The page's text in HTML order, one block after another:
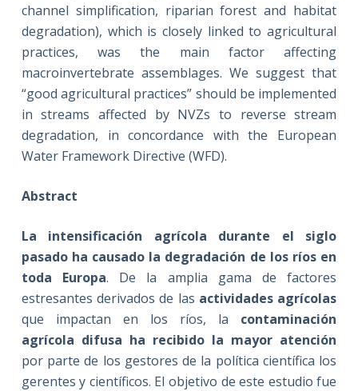
channel simplification, riparian forest and habitat
degradation), which is closely linked to agricultural
practices, was the main factor affecting
macroinvertebrate assemblages. We suggest that
“good agricultural practices” should be implemented
in streams affected by NVZs to reverse stream
degradation, in concordance with the European
Water Framework Directive (WFD).
Abstract
La intensificación agrícola durante el siglo
pasado ha causado la degradación de los ríos en
toda Europa. De la amplia gama de factores
estresantes derivados de las actividades agrícolas
que impactan en los ríos, la contaminación
agrícola difusa ha recibido la mayor atención
por parte de los gestores de la política científica los
gerentes y científicos. El objetivo de este estudio fue